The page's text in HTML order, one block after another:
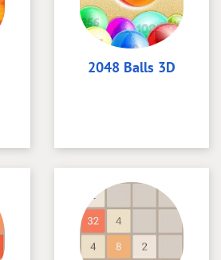
2048 Balls 3D